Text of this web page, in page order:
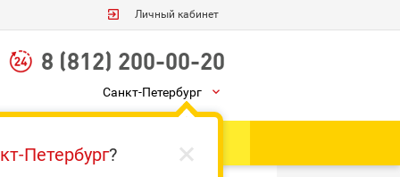
8 (812) 200-00-20
 Личный кабинет
Санкт-Петербург 
Петербург?